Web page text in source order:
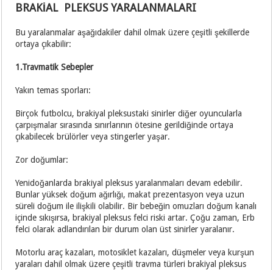
BRAKİAL PLEKSUS YARALANMALARI
Bu yaralanmalar aşağıdakiler dahil olmak üzere çeşitli şekillerde
ortaya çıkabilir:
1.Travmatik Sebepler
Yakın temas sporları:
Birçok futbolcu, brakiyal pleksustaki sinirler diğer oyuncularla
çarpışmalar sırasında sınırlarının ötesine gerildiğinde ortaya
çıkabilecek brülörler veya stingerler yaşar.
Zor doğumlar:
Yenidoğanlarda brakiyal pleksus yaralanmaları devam edebilir.
Bunlar yüksek doğum ağırlığı, makat prezentasyon veya uzun
süreli doğum ile ilişkili olabilir. Bir bebeğin omuzları doğum kanalı
içinde sıkışırsa, brakiyal pleksus felci riski artar. Çoğu zaman, Erb
felci olarak adlandırılan bir durum olan üst sinirler yaralanır.
Motorlu araç kazaları, motosiklet kazaları, düşmeler veya kurşun
yaraları dahil olmak üzere çeşitli travma türleri brakiyal pleksus